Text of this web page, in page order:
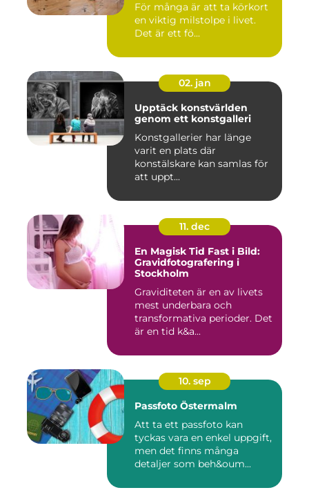
För många är att ta körkort
en viktig milstolpe i livet.
Det är ett fö...
02. jan
Upptäck konstvärlden
genom ett konstgalleri
Konstgallerier har länge
varit en plats där
konstälskare kan samlas för
att uppt...
11. dec
En Magisk Tid Fast i Bild:
Gravidfotografering i
Stockholm
Graviditeten är en av livets
mest underbara och
transformativa perioder. Det
är en tid k&a...
10. sep
Passfoto Östermalm
Att ta ett passfoto kan
tyckas vara en enkel uppgift,
men det finns många
detaljer som beh&oum...